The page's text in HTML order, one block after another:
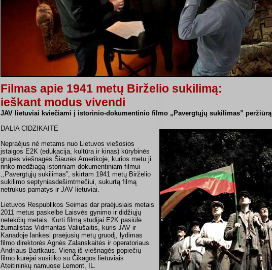
Filmas apie 1941 metų Birželio sukilimą:
ieškant modus vivendi
JAV lietuviai kviečiami į istorinio-dokumentinio filmo „Pavergtųjų sukilimas” peržiūrą
DALIA CIDZIKAITĖ
Nepraėjus nė metams nuo Lietuvos viešosios
įstaigos E2K (edukacija, kultūra ir kinas) kūrybinės
grupės viešnagės Šiaurės Amerikoje, kurios metu ji
rinko medžiagą istoriniam dokumentiniam filmui
,,Pavergtųjų sukilimas”, skirtam 1941 metų Birželio
sukilimo septyniasdešimtmečiui, sukurtą filmą
netrukus pamatys ir JAV lietuviai.
Lietuvos Respublikos Seimas dar praėjusiais metais
2011 metus paskelbė Laisvės gynimo ir didžiųjų
netekčių metais. Kurti filmą studijai E2K pasiūlė
žurnalistas Vidmantas Valiušaitis, kuris JAV ir
Kanadoje lankėsi praėjusių metų gruodį, lydimas
filmo direktorės Agnės Zalanskaitės ir operatoriaus
Andriaus Bartkaus. Vieną iš viešnagės popiečių
filmo kūrėjai susitiko su Čikagos lietuviais
Ateitininkų namuose Lemont, IL.